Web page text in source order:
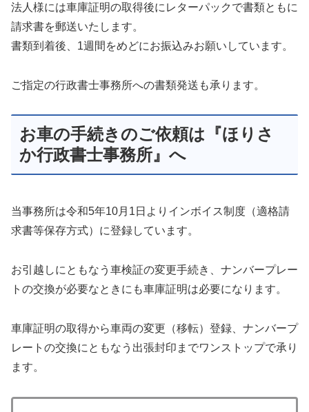
法人様には車庫証明の取得後にレターパックで書類ともに
請求書を郵送いたします。
書類到着後、1週間をめどにお振込みお願いしています。
ご指定の行政書士事務所への書類発送も承ります。
お車の手続きのご依頼は『ほりさ
か行政書士事務所』へ
当事務所は令和5年10月1日よりインボイス制度（適格請
求書等保存方式）に登録しています。
お引越しにともなう車検証の変更手続き、ナンバープレー
トの交換が必要なときにも車庫証明は必要になります。
車庫証明の取得から車両の変更（移転）登録、ナンバープ
レートの交換にともなう出張封印までワンストップで承り
ます。